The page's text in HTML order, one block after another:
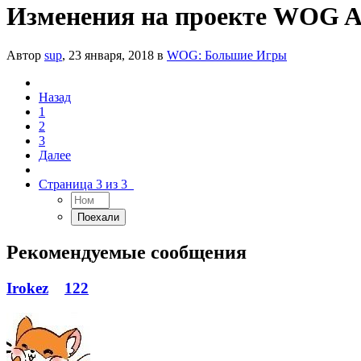
Изменения на проекте WOG
Автор sup, 23 января, 2018 в WOG: Большие Игры
Назад
1
2
3
Далее
Страница 3 из 3
Рекомендуемые сообщения
Irokez 122